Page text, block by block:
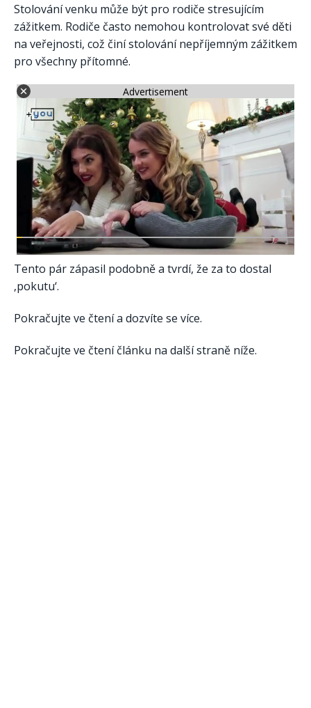
Stolování venku může být pro rodiče stresujícím
zážitkem. Rodiče často nemohou kontrolovat své děti
na veřejnosti, což činí stolování nepříjemným zážitkem
pro všechny přítomné.
Advertisement
Tento pár zápasil podobně a tvrdí, že za to dostal
‚pokutu‘.
Pokračujte ve čtení a dozvíte se více.
Pokračujte ve čtení článku na další straně níže.